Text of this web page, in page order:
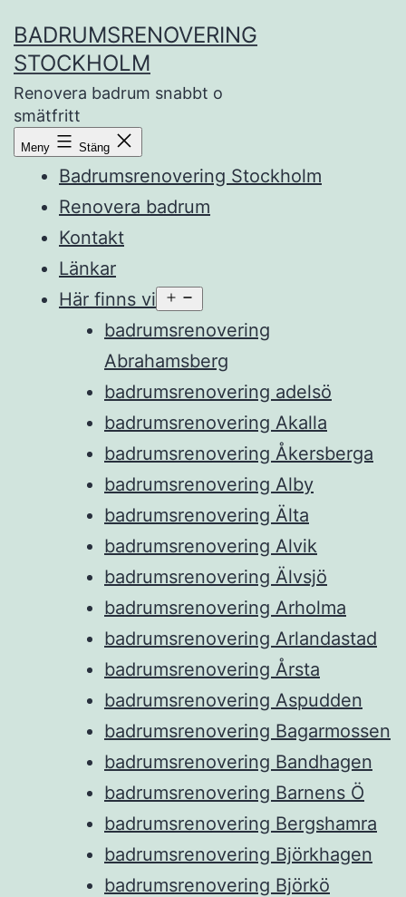
till
innehåll
BADRUMSRENOVERING
STOCKHOLM
Renovera badrum snabbt o
smätfritt
Meny Stäng
Badrumsrenovering Stockholm
Renovera badrum
Kontakt
Länkar
Här finns vi
meny
badrumsrenovering
Abrahamsberg
badrumsrenovering adelsö
badrumsrenovering Akalla
badrumsrenovering Åkersberga
badrumsrenovering Alby
badrumsrenovering Älta
badrumsrenovering Alvik
badrumsrenovering Älvsjö
badrumsrenovering Arholma
badrumsrenovering Arlandastad
badrumsrenovering Årsta
badrumsrenovering Aspudden
badrumsrenovering Bagarmossen
badrumsrenovering Bandhagen
badrumsrenovering Barnens Ö
badrumsrenovering Bergshamra
badrumsrenovering Björkhagen
badrumsrenovering Björkö